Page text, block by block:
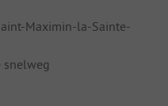
Maximin-la-Sainte-